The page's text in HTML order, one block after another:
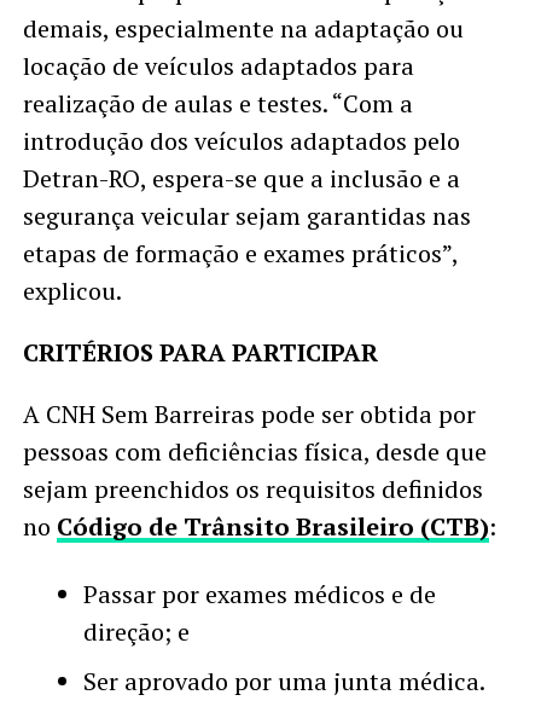
demais, especialmente na adaptação ou
locação de veículos adaptados para
realização de aulas e testes. “Com a
introdução dos veículos adaptados pelo
Detran-RO, espera-se que a inclusão e a
segurança veicular sejam garantidas nas
etapas de formação e exames práticos”,
explicou.
CRITÉRIOS PARA PARTICIPAR
A CNH Sem Barreiras pode ser obtida por
pessoas com deficiências física, desde que
sejam preenchidos os requisitos definidos
no Código de Trânsito Brasileiro (CTB):
Passar por exames médicos e de
direção; e
Ser aprovado por uma junta médica.